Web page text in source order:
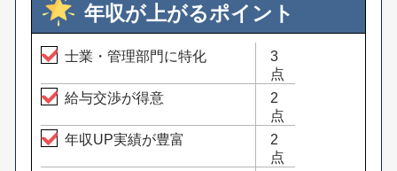
年収が上がるポイント
士業・管理部門に特化
3
点
給与交渉が得意
2
点
年収UP実績が豊富
2
点